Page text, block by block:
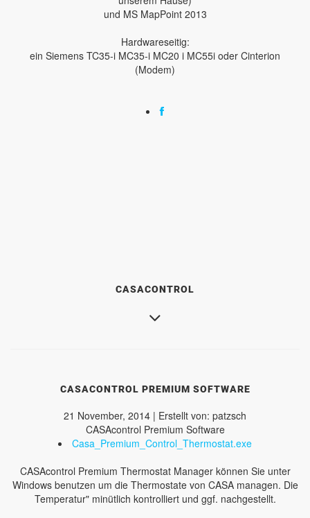
und MS MapPoint 2013
Hardwareseitig:
ein Siemens TC35-i MC35-i MC20 i MC55i oder Cinterion
(Modem)
CASACONTROL
CASACONTROL PREMIUM SOFTWARE
21 November, 2014 | Erstellt von: patzsch
CASAcontrol Premium Software
Casa_Premium_Control_Thermostat.exe
CASAcontrol Premium Thermostat Manager können Sie unter
Windows benutzen um die Thermostate von CASA managen. Die
Temperatur" minütlich kontrolliert und ggf. nachgestellt.